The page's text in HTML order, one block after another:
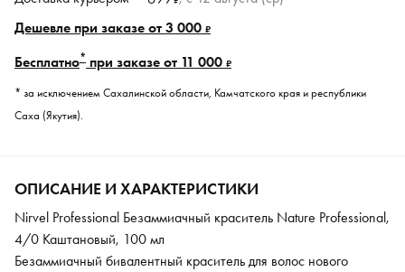
Дешевле при заказе от 3 000 ₽
Бесплатно* при заказе от 11 000 ₽
* за исключением Сахалинской области, Камчатского края и республики
Саха (Якутия).
ОПИСАНИЕ И ХАРАКТЕРИСТИКИ
Nirvel Professional Безаммиачный краситель Nature Professional,
4/0 Каштановый, 100 мл
Безаммиачный бивалентный краситель для волос нового